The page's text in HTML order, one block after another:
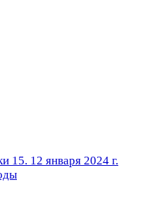
15. 12 января 2024 г.